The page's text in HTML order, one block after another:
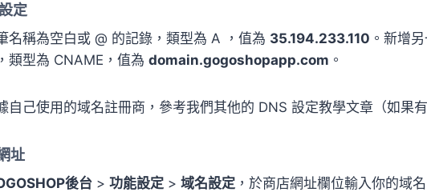
定
名稱為空白或 @ 的記錄，類型為 A ，值為 35.194.233.110 。新增
類型為 CNAME，值為 domain.gogoshopapp.com 。
自己使用的域名註冊商，參考我們其他的 DNS 設定教學文章（如果
址
後台 > 功能設定 > 域名設定 ，於商店網址欄位輸入你的域